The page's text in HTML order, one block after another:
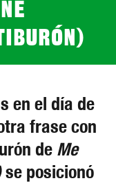
en el día de
frase con
de Me
se posicionó